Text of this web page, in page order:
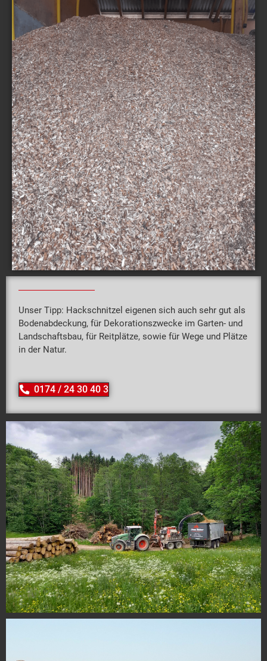
Unser Tipp: Hackschnitzel eigenen sich auch sehr gut als
Bodenabdeckung, für Dekorationszwecke im Garten- und
Landschaftsbau, für Reitplätze, sowie für Wege und Plätze
in der Natur.
0174 / 24 30 40 3